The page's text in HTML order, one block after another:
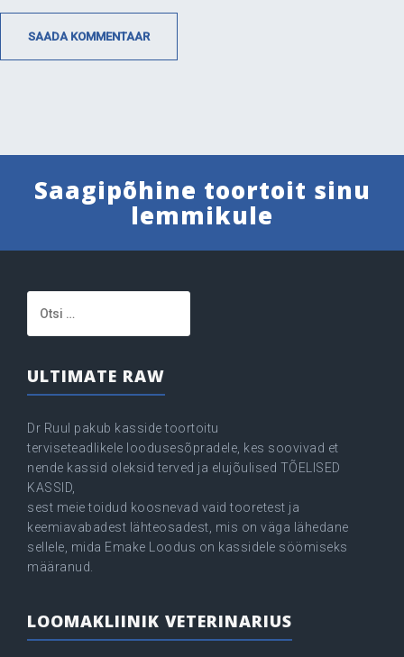
Saagipõhine toortoit sinu
lemmikule
ULTIMATE RAW
Dr Ruul pakub kasside toortoitu
terviseteadlikele loodusesõpradele, kes soovivad et
nende kassid oleksid terved ja elujõulised TÕELISED
KASSID,
sest meie toidud koosnevad vaid tooretest ja
keemiavabadest lähteosadest, mis on väga lähedane
sellele, mida Emake Loodus on kassidele söömiseks
määranud.
LOOMAKLIINIK VETERINARIUS